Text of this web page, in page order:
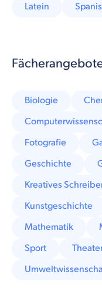
Latein
Biologie
Fotografie
Geschichte
Kreatives
Kunstgeschichte
Mathematik
Sport